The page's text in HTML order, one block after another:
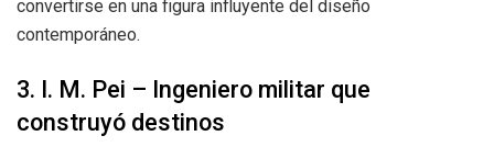
convertirse en una figura influyente del diseño
contemporáneo.
3. I. M. Pei – Ingeniero militar que
construyó destinos